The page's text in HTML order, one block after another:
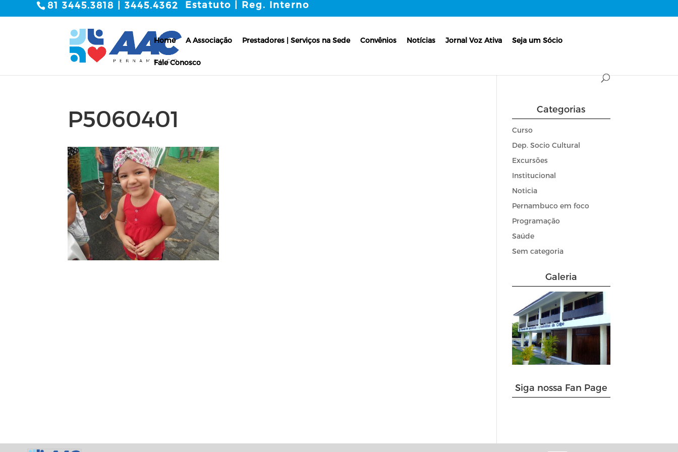
81 3445.3818 | 3445.4362 Estatuto | Reg. Interno
Home A Associação Prestadores | Serviços na Sede Convênios Notícias Jornal Voz Ativa Seja um Sócio
Fale Conosco
P5060401 Categorias
Curso
Dep. Socio Cultural
Excursões
Institucional
Noticia
Pernambuco em foco
Programação
Saúde
Sem categoria
Galeria
Siga nossa Fan Page